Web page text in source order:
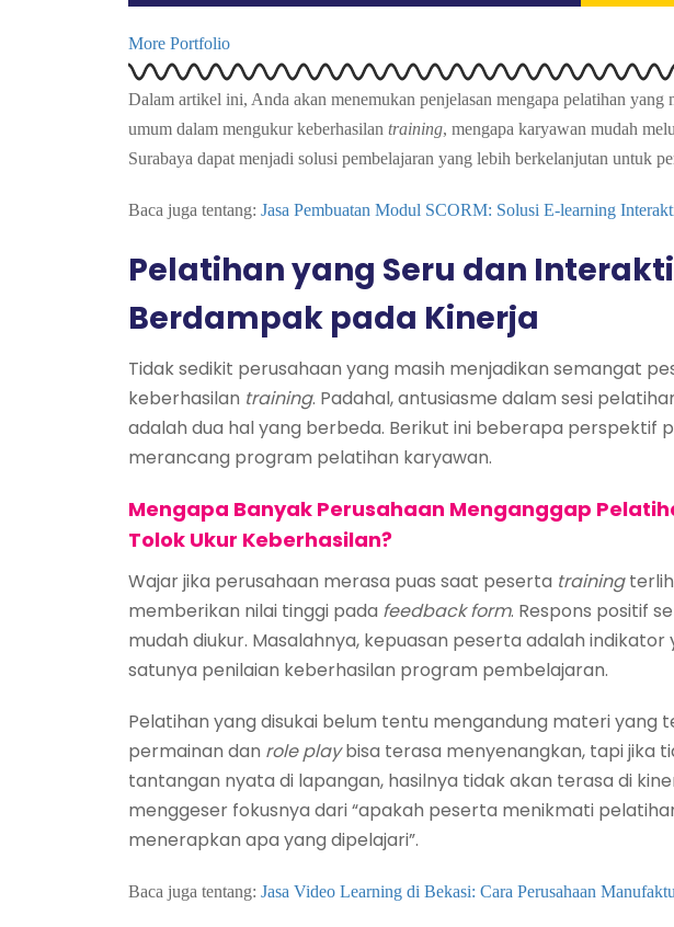
More Portfolio
Dalam artikel ini, Anda akan menemukan penjelasan mengapa pelatihan yang
umum dalam mengukur keberhasilan training, mengapa karyawan mudah
Surabaya dapat menjadi solusi pembelajaran yang lebih berkelanjutan untuk
Baca juga tentang: Jasa Pembuatan Modul SCORM: Solusi E-learning
Pelatihan yang Seru dan
Berdampak pada Kinerja
Tidak sedikit perusahaan yang masih menjadikan semangat
keberhasilan training. Padahal, antusiasme dalam sesi
adalah dua hal yang berbeda. Berikut ini beberapa perspektif
merancang program pelatihan karyawan.
Mengapa Banyak Perusahaan Menganggap
Tolok Ukur Keberhasilan?
Wajar jika perusahaan merasa puas saat peserta training
memberikan nilai tinggi pada feedback form. Respons positif
mudah diukur. Masalahnya, kepuasan peserta adalah
satunya penilaian keberhasilan program pembelajaran.
Pelatihan yang disukai belum tentu mengandung materi yang
permainan dan role playbisa terasa menyenangkan, tapi jika
tantangan nyata di lapangan, hasilnya tidak akan terasa di
menggeser fokusnya dari “apakah peserta menikmati
menerapkan apa yang dipelajari”.
Baca juga tentang: Jasa Video Learning di Bekasi: Cara Perusahaan